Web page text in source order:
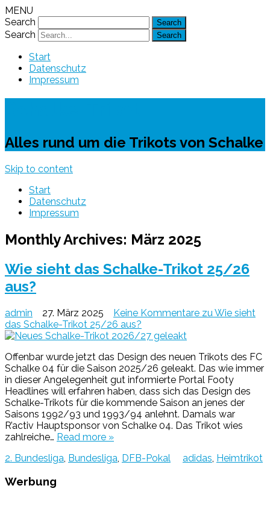
MENU
Search
Search
Start
Datenschutz
Impressum
Alles rund um die Trikots von Schalke
Skip to content
Start
Datenschutz
Impressum
Monthly Archives: März 2025
Wie sieht das Schalke-Trikot 25/26
aus?
admin 27. März 2025 Keine Kommentare zu Wie sieht
das Schalke-Trikot 25/26 aus?
Offenbar wurde jetzt das Design des neuen Trikots des FC
Schalke 04 für die Saison 2025/26 geleakt. Das wie immer
in dieser Angelegenheit gut informierte Portal Footy
Headlines will erfahren haben, dass sich das Design des
Schalke-Trikots für die kommende Saison an jenes der
Saisons 1992/93 und 1993/94 anlehnt. Damals war
R’activ Hauptsponsor von Schalke 04. Das Trikot wies
zahlreiche… Read more »
2. Bundesliga Bundesliga DFB-Pokal adidas Heimtrikot
Werbung